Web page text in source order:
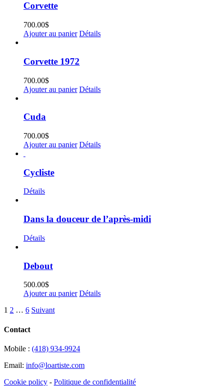
Corvette
700.00$
Ajouter au panier Détails
Corvette 1972
700.00$
Ajouter au panier Détails
Cuda
700.00$
Ajouter au panier Détails
Cycliste
Détails
Dans la douceur de l’après-midi
Détails
Debout
500.00$
Ajouter au panier Détails
1 2 … 6 Suivant
Contact
Mobile : (418) 934-9924
Email: info@loartiste.com
Cookie policy - Politique de confidentialité